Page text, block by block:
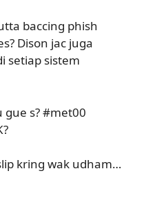
baccing phish
Dison jac juga
setiap sistem
s? #met00
kring wak udham…